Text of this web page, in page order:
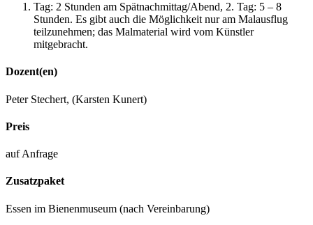
Tag: 2 Stunden am Spätnachmittag/​Abend, 2. Tag: 5 – 8
Stunden. Es gibt auch die Möglichkeit nur am Malausflug
teilzunehmen; das Malmaterial wird vom Künstler
mitgebracht.
Dozent(en)
Peter Stechert, (Karsten Kunert)
Preis
auf Anfrage
Zusatzpaket
Essen im Bienenmuseum (nach Vereinbarung)